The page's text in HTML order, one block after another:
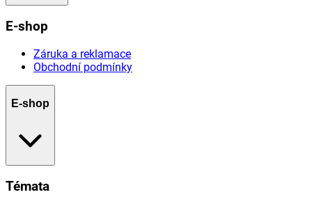
E-shop
Záruka a reklamace
Obchodní podmínky
E-shop
Témata